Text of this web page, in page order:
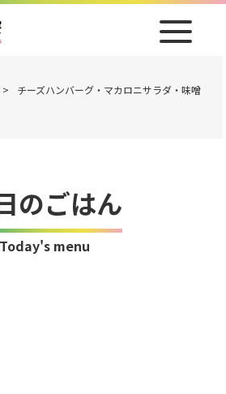
>
チーズハンバーグ・マカロニサラダ・味噌
のごはん
Today's menu